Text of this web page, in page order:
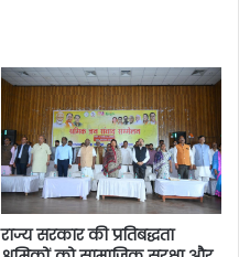
राज्य सरकार की प्रतिबद्धता